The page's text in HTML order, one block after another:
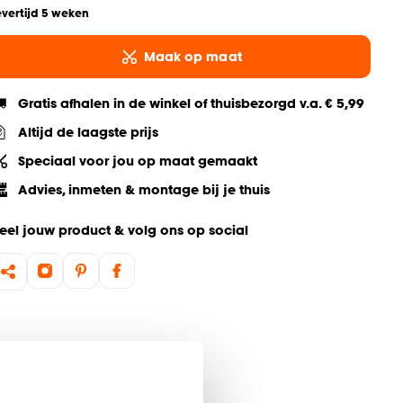
5 weken
Maak op maat
Gratis afhalen in de winkel of thuisbezorgd v.a. € 5,99
Altijd de laagste prijs
Speciaal voor jou op maat gemaakt
Advies, inmeten & montage bij je thuis
jouw product & volg ons op social